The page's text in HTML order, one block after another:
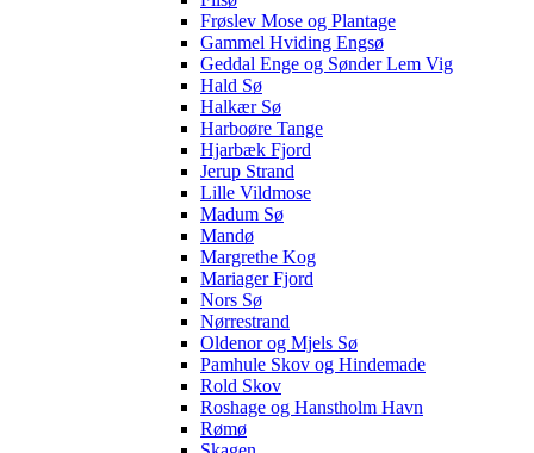
Frøslev Mose og Plantage
Gammel Hviding Engsø
Geddal Enge og Sønder Lem Vig
Hald Sø
Halkær Sø
Harboøre Tange
Hjarbæk Fjord
Jerup Strand
Lille Vildmose
Madum Sø
Mandø
Margrethe Kog
Mariager Fjord
Nors Sø
Nørrestrand
Oldenor og Mjels Sø
Pamhule Skov og Hindemade
Rold Skov
Roshage og Hanstholm Havn
Rømø